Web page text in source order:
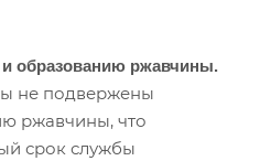
и образованию ржавчины.
не подвержены
ржавчины, что
срок службы